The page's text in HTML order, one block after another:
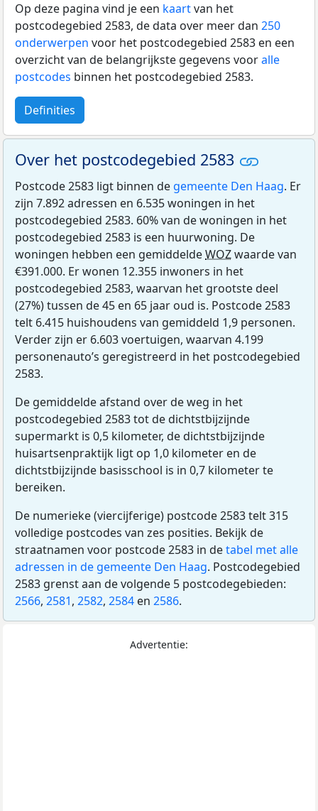
Op deze pagina vind je een kaartvan het
postcodegebied 2583, de data over meer dan 250
onderwerpen voor het postcodegebied 2583 en een
overzicht van de belangrijkste gegevens vooralle
postcodes binnen het postcodegebied 2583.
Definities
Over het postcodegebied 2583
Postcode 2583 ligt binnen de gemeente Den Haag. Er
zijn 7.892 adressen en 6.535 woningen in het
postcodegebied 2583. 60% van de woningen in het
postcodegebied 2583 is een huurwoning. De
woningen hebben een gemiddeldeWOZwaarde van
€391.000. Er wonen 12.355 inwoners in het
postcodegebied 2583, waarvan het grootste deel
(27%) tussen de 45 en 65 jaar oud is. Postcode 2583
telt 6.415 huishoudens van gemiddeld 1,9 personen.
Verder zijn er 6.603 voertuigen, waarvan 4.199
personenauto’s geregistreerd in het postcodegebied
2583.
De gemiddelde afstand over de weg in het
postcodegebied 2583 tot de dichtstbijzijnde
supermarkt is 0,5 kilometer, de dichtstbijzijnde
huisartsenpraktijk ligt op 1,0 kilometer en de
dichtstbijzijnde basisschool is in 0,7 kilometer te
bereiken.
De numerieke (viercijferige) postcode 2583 telt 315
volledige postcodes van zes posities. Bekijk de
straatnamen voor postcode 2583 in detabel met alle
adressen in de gemeente Den Haag. Postcodegebied
2583 grenst aan de volgende 5 postcodegebieden:
2566, 2581, 2582, 2584 en 2586.
Advertentie: